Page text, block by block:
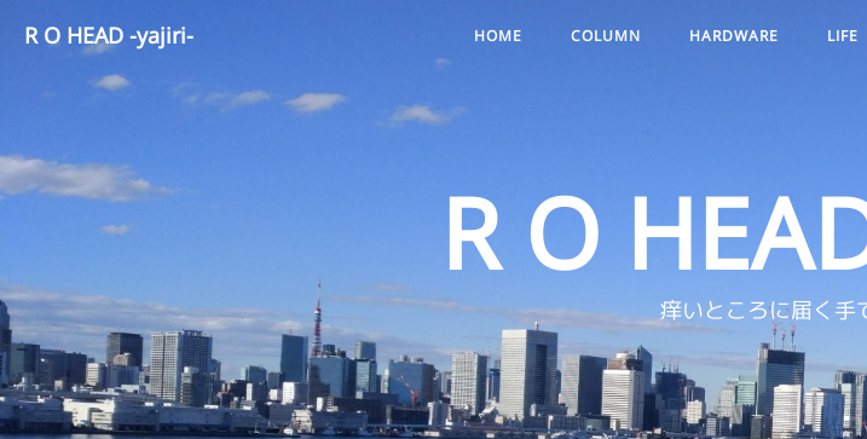
R O HEAD -yajiri- HOME COLUMN HARDWARE LIFE
R O
痒いところに届く手